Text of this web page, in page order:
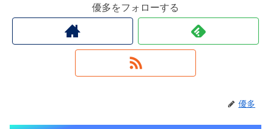
優多をフォローする
優多